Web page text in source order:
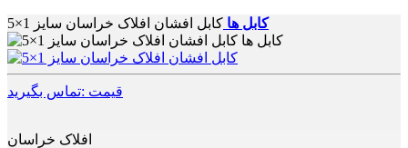
کابل ها کابل افشان افلاک خراسان سایز 1×5
قیمت :تماس بگیرید
افلاک خراسان